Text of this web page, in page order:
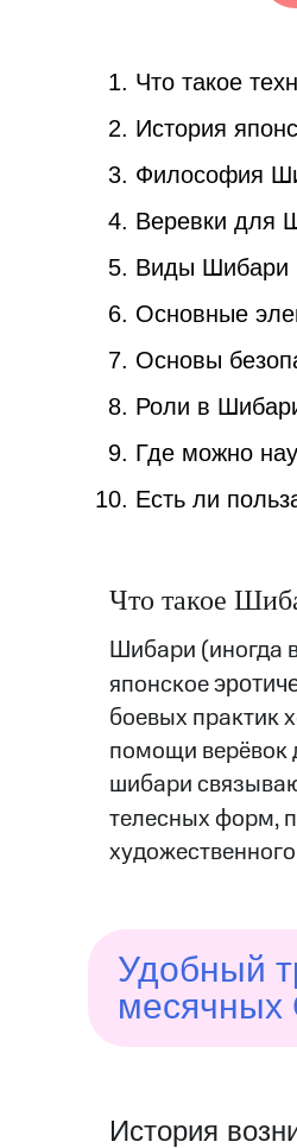
Что такое
История
Философия
Веревки для
Виды Шибари
Основные
Основы
Роли в
Где можно
Есть ли
Что такое
Шибари (иногда
японское
боевых практик
помощи верёвок
шибари
телесных форм,
Удобный
месячных
История